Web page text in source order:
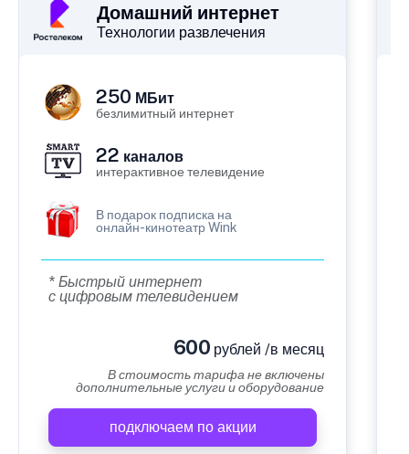
Домашний интернет
Технологии развлечения
250 МБит
безлимитный интернет
22 каналов
интерактивное телевидение
В подарок подписка на
онлайн-кинотеатр Wink
* Быстрый интернет
с цифровым телевидением
600 рублей /в месяц
В стоимость тарифа не включены
дополнительные услуги и оборудование
подключаем по акции